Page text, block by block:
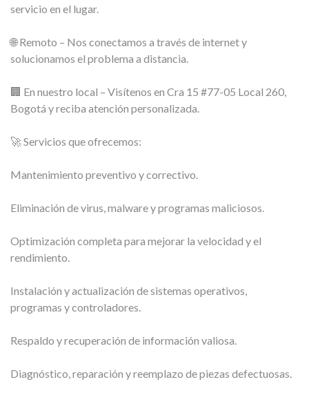
servicio en el lugar.
🌐 Remoto – Nos conectamos a través de internet y
solucionamos el problema a distancia.
🏢 En nuestro local – Visítenos en Cra 15 #77-05 Local 260,
Bogotá y reciba atención personalizada.
🚀 Servicios que ofrecemos:
Mantenimiento preventivo y correctivo.
Eliminación de virus, malware y programas maliciosos.
Optimización completa para mejorar la velocidad y el
rendimiento.
Instalación y actualización de sistemas operativos,
programas y controladores.
Respaldo y recuperación de información valiosa.
Diagnóstico, reparación y reemplazo de piezas defectuosas.